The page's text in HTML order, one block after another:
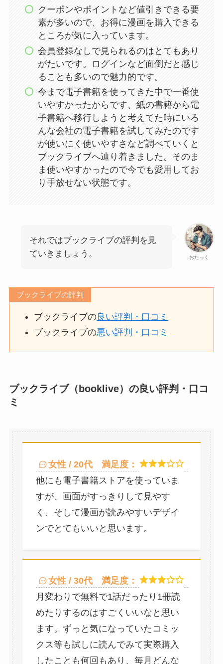
クーポンやポイントなど値引きできる要
素が多いので、お得に漫画を購入できる
ところが気に入っています。
会員登録なしで見られるのはとてもあり
がたいです。ログインなど面倒だと感じ
ることも多いので魅力的です。
今まで電子書籍を使ってきた中で一番使
いやすかったからです、紙の書籍から電
子書籍へ移行しようと考えてた時にいろ
んな会社の電子書籍を試してみたのです
が使いにく使いやすさなど調べていくと
ブックライブへ辿り着きました。そのま
ま使いやすかったので今でも愛用してお
り手放せない状態です。
おたっく
それではブックライブの評判を見
ていきましょう。
ブックライブの評判
ブックライブの良い評判・口コミ
ブックライブの悪い評判・口コミ
ブックライブ（booklive）の良い評判・口コ
ミ
女性 / 20代
満足度：
他にも電子書籍ストアを使っていま
すが、画面がすっきりして見やす
く、そして漫画が読みやすいデザイ
ンでとてもいいと思います。
女性 / 30代
満足度：
月変わりで無料で1話だったり1冊読
めたりするのはすごくいいなと思い
ます。ずっと気になっていたコミッ
クス等も試しに読んでみて実際購入
したことも何回もあり、毎月どんな